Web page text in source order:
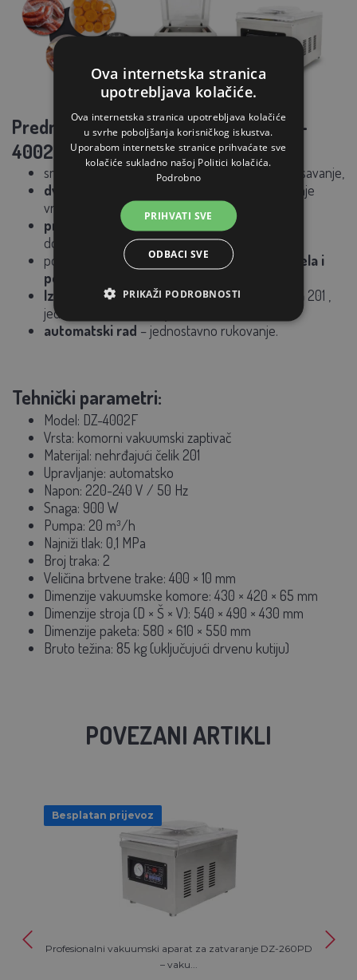
Prednosti vakuumskog zatvarača DZ-
4002F:
snažna 20 m³/h– brzo i pouzdano usisavanje,
dvije grijaće šipke
za čvrsto i sigurno zatvaranje
vrećica,
produžuje rok trajanjahrane bez kemijskih
dodataka,
pogodno za
meso, ribu, sir, povrće, gotova jela i
poluproizvode
Izdržljiva
konstrukcijaod nehrđajućeg čelika 201
jednostavno održavanje,
automatski rad – jednostavno rukovanje.
Tehnički parametri:
Model: DZ-4002F
Vrsta: komorni vakuumski zaptivač
Materijal: nehrđajući čelik 201
Upravljanje: automatsko
Napon: 220-240 V / 50 Hz
Snaga: 900 W
Pumpa: 20 m³/h
Najniži tlak: 0,1 MPa
Broj traka: 2
Veličina brtvene trake: 400 × 10 mm
Dimenzije vakuumske komore: 430 × 420 × 65 mm
Dimenzije stroja (D × Š × V): 540 × 490 × 430 mm
Dimenzije paketa: 580 × 610 × 550 mm
Bruto težina: 85 kg (uključujući drvenu kutiju)
POVEZANI ARTIKLI
Besplatan prijevoz
Profesionalni vakuumski aparat za zatvaranje DZ-260PD
– vaku...
Ova internetska stranica
upotrebljava kolačiće.
Ova internetska stranica upotrebljava kolačiće
u svrhe poboljšanja korisničkog iskustva.
Uporabom internetske stranice prihvaćate sve
kolačiće sukladno našoj Politici kolačića.
Podrobno
PRIHVATI SVE
ODBACI SVE
PRIKAŽI PODROBNOSTI